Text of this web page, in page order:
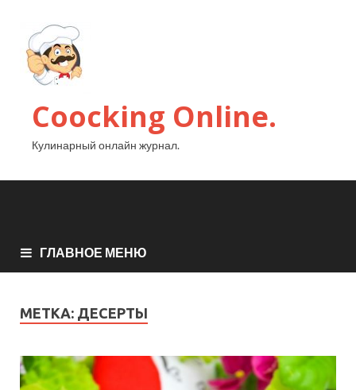
Coocking Online.
Кулинарный онлайн журнал.
ГЛАВНОЕ МЕНЮ
МЕТКА: ДЕСЕРТЫ